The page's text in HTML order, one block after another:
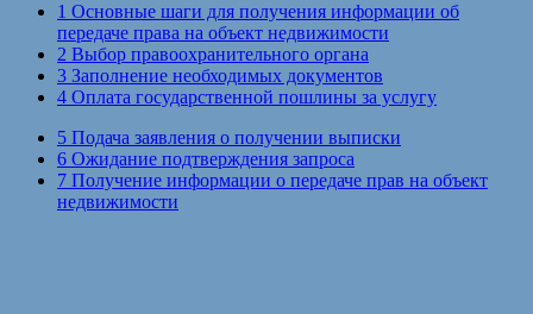
1 Основные шаги для получения информации об
передаче права на объект недвижимости
2 Выбор правоохранительного органа
3 Заполнение необходимых документов
4 Оплата государственной пошлины за услугу
5 Подача заявления о получении выписки
6 Ожидание подтверждения запроса
7 Получение информации о передаче прав на объект
недвижимости